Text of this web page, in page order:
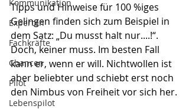
Kommunikation
Experten
Fachkräfte
Chancen
Pilot
Lebenspilot
Tipps und Hinweise für 100 %iges
Gelingen finden sich zum Beispiel in
dem Satz: „Du musst halt nur....!“.
Doch, keiner muss. Im besten Fall
kann er, wenn er will. Nichtwollen ist
aber beliebter und schiebt erst noch
den Nimbus von Freiheit vor sich her.